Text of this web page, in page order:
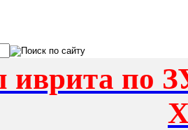
иврита по